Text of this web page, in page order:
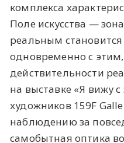
комплекса
Поле искусства —
реальным
одновременно с этим,
действительности
на выставке «Я вижу
художников 159F
наблюдению за
самобытная оптика